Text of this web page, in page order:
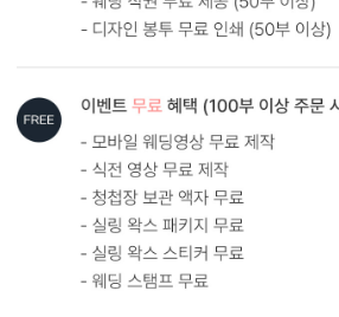
다만, 지나치게 저화질인 경우에는 업스케
한계가 있을 수 있어요. 가장 좋은 방법은 원
고해상도로 보내주시는 것입니다.
AI 해상도 업그레이드 신